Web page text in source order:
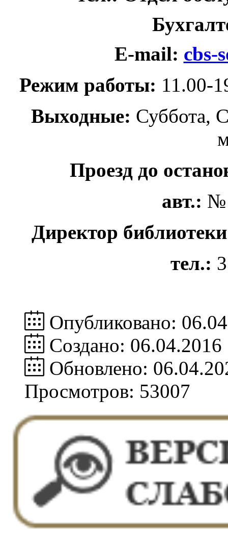
E-mail: cbs-
Режим работы: 11.00-
Выходные: Суббота,
Проезд до
авт.: №
Директор
тел.:
Опубликовано:
Создано: 06.04.2016
Обновлено:
Просмотров: 53007